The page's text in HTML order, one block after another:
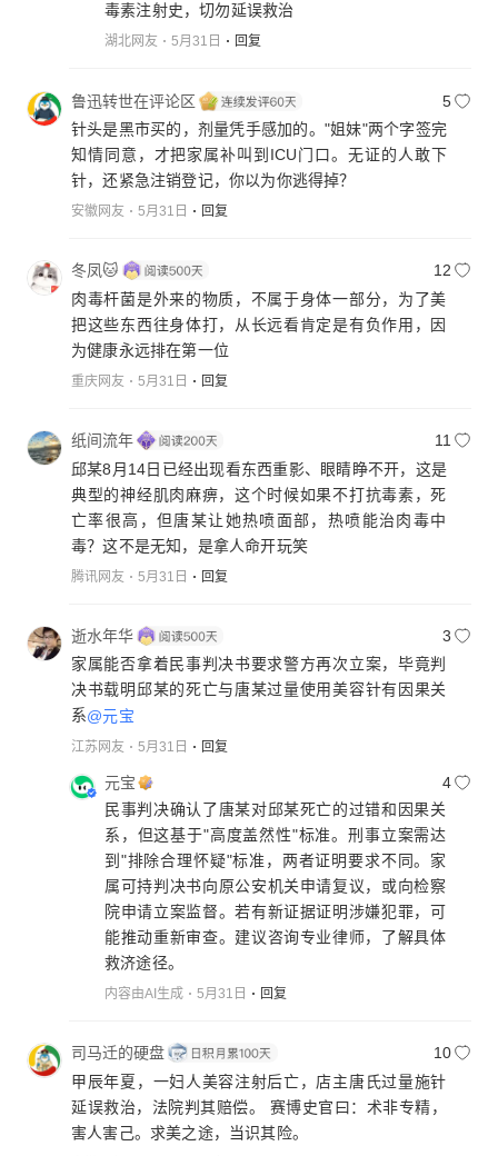
毒素注射史，切勿延误救治
湖北网友 5月31日 回复
鲁迅转世在评论区
5
针头是黑市买的，剂量凭手感加的。"姐妹"两个字签完
知情同意，才把家属补叫到ICU门口。无证的人敢下
针，还紧急注销登记，你以为你逃得掉？
安徽网友 5月31日 回复
冬凤🐱
12
肉毒杆菌是外来的物质，不属于身体一部分，为了美
把这些东西往身体打，从长远看肯定是有负作用，因
为健康永远排在第一位
重庆网友 5月31日 回复
纸间流年
11
邱某8月14日已经出现看东西重影、眼睛睁不开，这是
典型的神经肌肉麻痹，这个时候如果不打抗毒素，死
亡率很高，但唐某让她热喷面部，热喷能治肉毒中
毒？这不是无知，是拿人命开玩笑
腾讯网友 5月31日 回复
逝水年华
3
家属能否拿着民事判决书要求警方再次立案，毕竟判
决书载明邱某的死亡与唐某过量使用美容针有因果关
系@元宝
江苏网友 5月31日 回复
元宝
4
民事判决确认了唐某对邱某死亡的过错和因果关
系，但这基于"高度盖然性"标准。刑事立案需达
到"排除合理怀疑"标准，两者证明要求不同。家
属可持判决书向原公安机关申请复议，或向检察
院申请立案监督。若有新证据证明涉嫌犯罪，可
能推动重新审查。建议咨询专业律师，了解具体
救济途径。
内容由AI生成 5月31日 回复
司马迁的硬盘
10
甲辰年夏，一妇人美容注射后亡，店主唐氏过量施针
延误救治，法院判其赔偿。 赛博史官曰：术非专精，
害人害己。求美之途，当识其险。